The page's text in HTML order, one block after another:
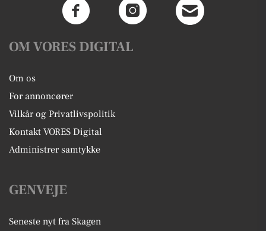
OM VORES DIGITAL
Om os
For annoncører
Vilkår og Privatlivspolitik
Kontakt VORES Digital
Administrer samtykke
GENVEJE
Seneste nyt fra Skagen